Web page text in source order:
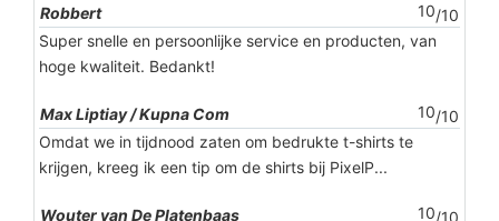
Robbert 10/10
Super snelle en persoonlijke service en producten, van
hoge kwaliteit. Bedankt!
Max Liptiay / Kupna Com 10/10
Omdat we in tijdnood zaten om bedrukte t-shirts te
krijgen, kreeg ik een tip om de shirts bij PixelP...
Wouter van De Platenbaas 10